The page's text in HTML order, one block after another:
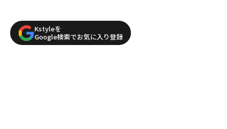
Kstyleを
Google検索でお気に入り登録